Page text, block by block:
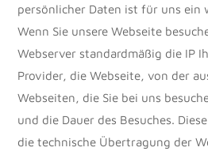
persönlicher Daten ist für uns ein
Wenn Sie unsere Webseite
Webserver standardmäßig die IP
Provider, die Webseite, von der
Webseiten, die Sie bei uns
und die Dauer des Besuches.
die technische Übertragung der